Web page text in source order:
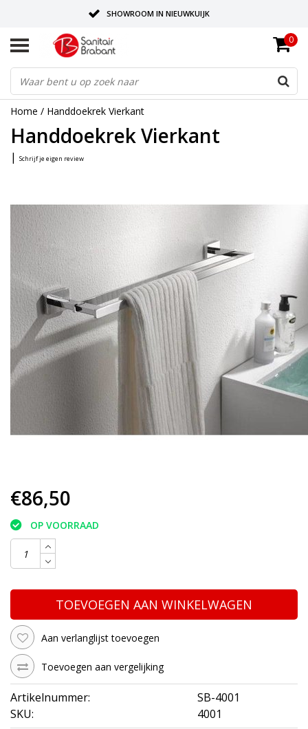
SHOWROOM IN NIEUWKUIJK
BEZORGING OP AFSPRAAK
LEVERING EN REALISATIE ONDER EEN DAK!
0
Home / Handdoekrek Vierkant
Handdoekrek Vierkant
| Schrijf je eigen review
€86,50
OP VOORRAAD
TOEVOEGEN AAN WINKELWAGEN
Aan verlanglijst toevoegen
Toevoegen aan vergelijking
Artikelnummer:
SB-4001
SKU:
4001